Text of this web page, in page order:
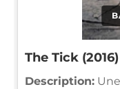
The Tick (2016)
Description: